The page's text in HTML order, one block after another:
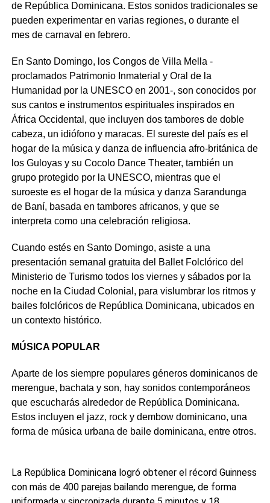
de República Dominicana. Estos sonidos tradicionales se
pueden experimentar en varias regiones, o durante el
mes de carnaval en febrero.
En Santo Domingo, los Congos de Villa Mella -
proclamados Patrimonio Inmaterial y Oral de la
Humanidad por la UNESCO en 2001-, son conocidos por
sus cantos e instrumentos espirituales inspirados en
África Occidental, que incluyen dos tambores de doble
cabeza, un idiófono y maracas. El sureste del país es el
hogar de la música y danza de influencia afro-británica de
los Guloyas y su Cocolo Dance Theater, también un
grupo protegido por la UNESCO, mientras que el
suroeste es el hogar de la música y danza Sarandunga
de Baní, basada en tambores africanos, y que se
interpreta como una celebración religiosa.
Cuando estés en Santo Domingo, asiste a una
presentación semanal gratuita del Ballet Folclórico del
Ministerio de Turismo todos los viernes y sábados por la
noche en la Ciudad Colonial, para vislumbrar los ritmos y
bailes folclóricos de República Dominicana, ubicados en
un contexto histórico.
MÚSICA POPULAR
Aparte de los siempre populares géneros dominicanos de
merengue, bachata y son, hay sonidos contemporáneos
que escucharás alrededor de República Dominicana.
Estos incluyen el jazz, rock y dembow dominicano, una
forma de música urbana de baile dominicana, entre otros.
La República Dominicana logró obtener el récord Guinness
con más de 400 parejas bailando merengue, de forma